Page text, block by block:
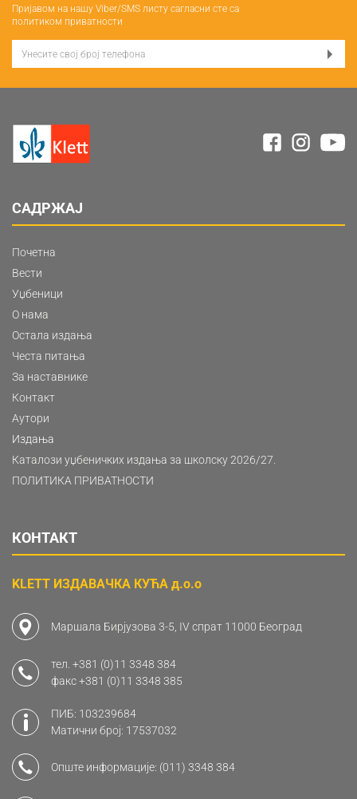
Пријавом на нашу Viber/SMS листу сагласни сте са
политиком приватности
САДРЖАЈ
Почетна
Вести
Уџбеници
О нама
Остала издања
Честа питања
За наставнике
Контакт
Аутори
Издања
Каталози уџбеничких издања за школску 2026/27.
ПОЛИТИКА ПРИВАТНОСТИ
КОНТАКТ
KLETT ИЗДАВАЧКА КУЋА д.о.о
Маршала Бирјузова 3-5, IV спрат 11000 Београд
тел. +381 (0)11 3348 384
факс+381 (0)11 3348 385
ПИБ: 103239684
Матични број: 17537032
Опште информације: (011) 3348 384